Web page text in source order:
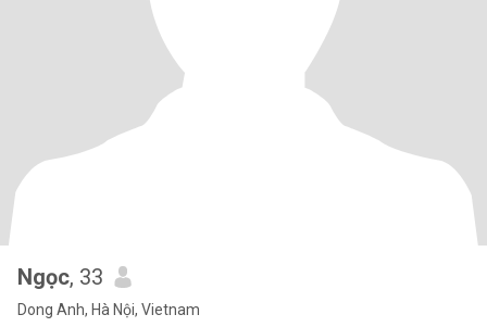
Ngọc, 33
Dong Anh, Hà Nội, Vietnam